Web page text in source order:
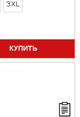
3XL